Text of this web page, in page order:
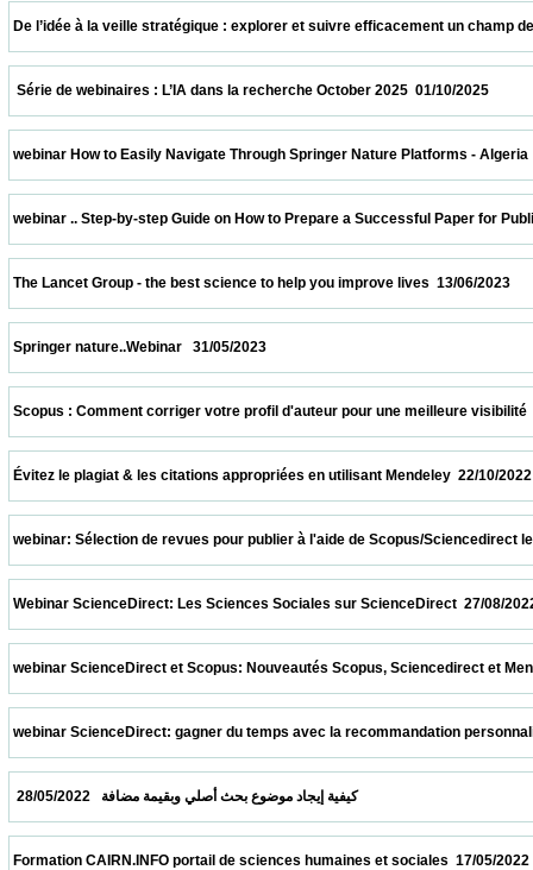
De l’idée à la veille stratégique : explorer et suivre efficacement
Série de webinaires : L’IA dans la recherche October 2025  01/
webinar How to Easily Navigate Through Springer Nature
webinar .. Step-by-step Guide on How to Prepare a Successful
The Lancet Group - the best science to help you improve lives
Springer nature..Webinar   31/05/2023
Scopus : Comment corriger votre profil d'auteur pour une
Évitez le plagiat & les citations appropriées en utilisant
webinar: Sélection de revues pour publier à l'aide de Scopus/
Webinar ScienceDirect: Les Sciences Sociales sur
webinar ScienceDirect et Scopus: Nouveautés Scopus,
webinar ScienceDirect: gagner du temps avec la recommandation
كيفية إيجاد موضوع بحث أصلي وبقيمة مضافة   28/05/2022
Formation CAIRN.INFO portail de sciences humaines et